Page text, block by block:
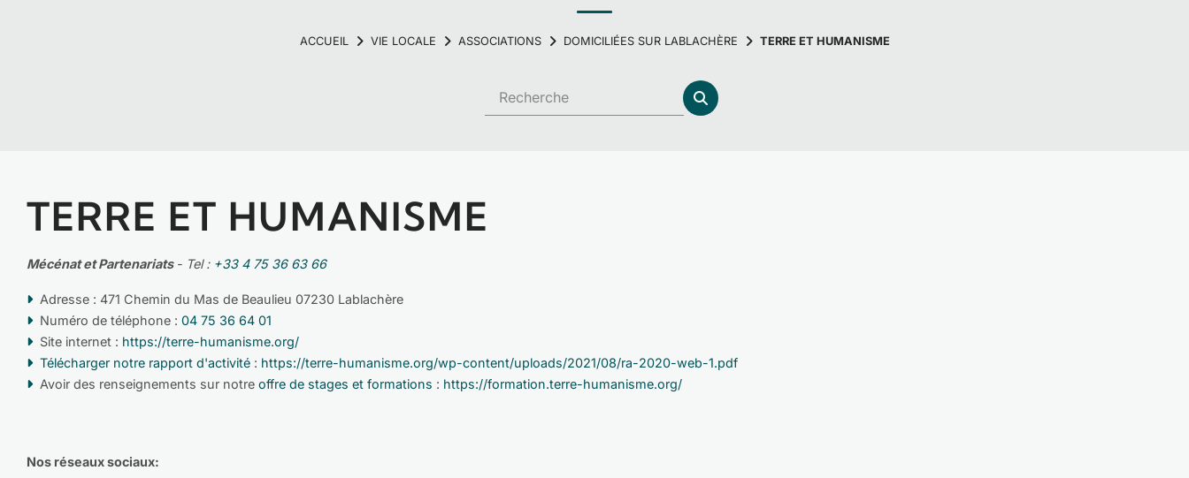
VIE LOCALE ASSOCIATIONS DOMICILIÉES SUR LABLACHÈRE TERRE ET HUMANISME
TERRE ET HUMANISME
Mécénat et Partenariats - Tel : +33 4 75 36 63 66
Adresse : 471 Chemin du Mas de Beaulieu 07230 Lablachère
Numéro de téléphone : 04 75 36 64 01
Site internet : https://terre-humanisme.org/
Télécharger notre rapport d'activité : https://terre-humanisme.org/wp-content/uploads/2021/08/ra-2020-web-1.pdf
Avoir des renseignements sur notre offre de stages et formations : https://formation.terre-humanisme.org/
Nos réseaux sociaux: